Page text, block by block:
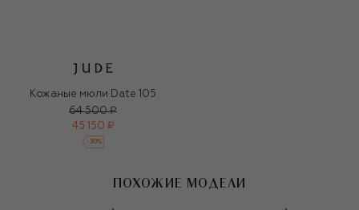
Кожаные мюли Date 105
64 500 ₽
45 150 ₽
-30%
ПОХОЖИЕ МОДЕЛИ